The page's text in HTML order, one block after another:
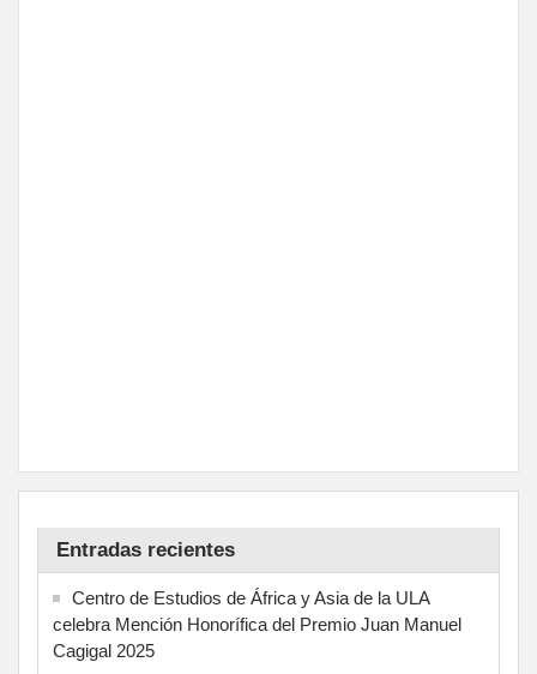
Entradas recientes
Centro de Estudios de África y Asia de la ULA
celebra Mención Honorífica del Premio Juan Manuel
Cagigal 2025